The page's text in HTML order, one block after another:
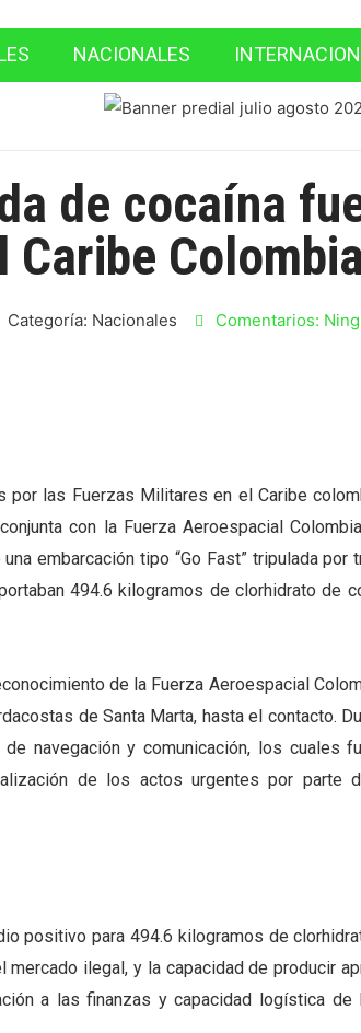
NACIONALES
de cocaína
Categoría: Nacionales Comentarios:
las Fuerzas Militares en el Caribe
con la Fuerza Aeroespacial
embarcación tipo “Go Fast” tripulada
494.6 kilogramos de clorhidrato de
de la Fuerza Aeroespacial
de Santa Marta, hasta el contacto.
navegación y comunicación, los cuales
de los actos urgentes por parte
positivo para 494.6 kilogramos de
ilegal, y la capacidad de producir
a las finanzas y capacidad logística de